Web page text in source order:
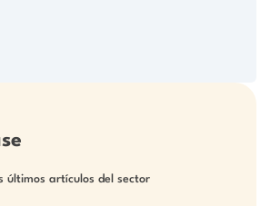
últimos artículos del sector